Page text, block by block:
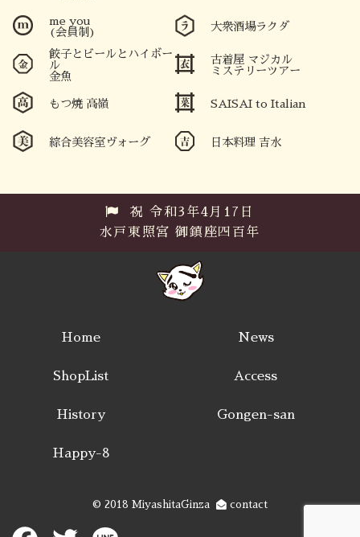
me you
(会員制)
大衆酒場ラクダ
餃子とビールとハイボー
ル
金魚
古着屋 マジカル
ミステリーツアー
もつ焼 高嶺 SAISAI to Italian
綜合美容室ヴォーグ 日本料理 吉水
祝 令和3年4月17日
水戸東照宮 御鎮座四百年
Home News
ShopList Access
History Gongen-san
Happy-8
© 2018 MiyashitaGinza contact
FacebookTwitter